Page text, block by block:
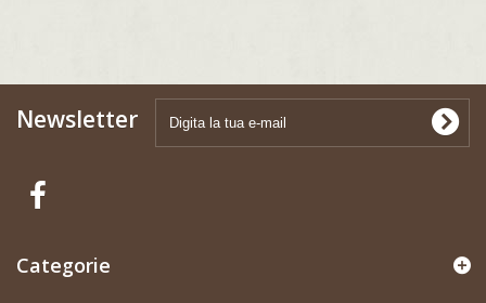
Newsletter
Categorie